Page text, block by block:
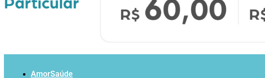
AmorSaúde